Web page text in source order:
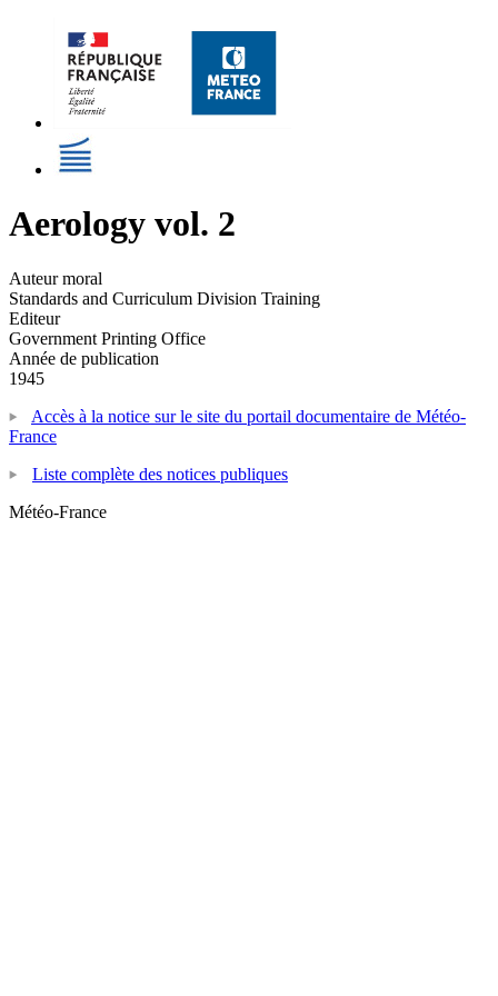
Aerology vol. 2
Auteur moral
Standards and Curriculum Division Training
Editeur
Government Printing Office
Année de publication
1945
Accès à la notice sur le site du portail documentaire de Météo-
France
Liste complète des notices publiques
Météo-France